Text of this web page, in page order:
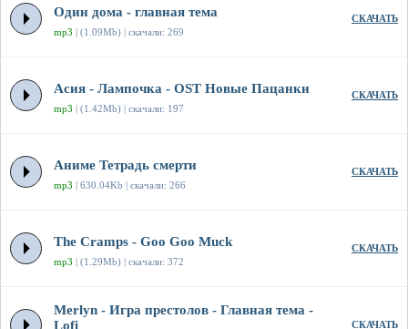
Один дома - главная тема
mp3 | (1.09Mb) | скачали: 269
СКАЧАТЬ
Асия - Лампочка - OST Новые Пацанки
mp3 | (1.42Mb) | скачали: 197
СКАЧАТЬ
Аниме Тетрадь смерти
mp3 | 630.04Kb | скачали: 266
СКАЧАТЬ
The Cramps - Goo Goo Muck
mp3 | (1.29Mb) | скачали: 372
СКАЧАТЬ
Merlyn - Игра престолов - Главная тема -
Lofi
СКАЧАТЬ